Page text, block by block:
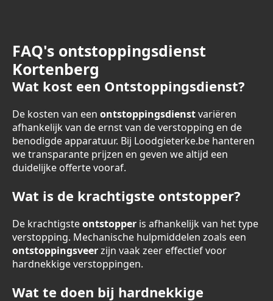
FAQ's ontstoppingsdienst
Kortenberg
Wat kost een Ontstoppingsdienst?
De kosten van een ontstoppingsdienstvariëren
afhankelijk van de ernst van de verstopping en de
benodigde apparatuur. Bij Loodgieterke.be hanteren
we transparante prijzen en geven we altijd een
duidelijke offerte vooraf.
Wat is de krachtigste ontstopper?
De krachtigsteontstopper is afhankelijk van het type
verstopping. Mechanische hulpmiddelen zoals een
ontstoppingsveerzijn vaak zeer effectief voor
hardnekkige verstoppingen.
Wat te doen bij hardnekkige